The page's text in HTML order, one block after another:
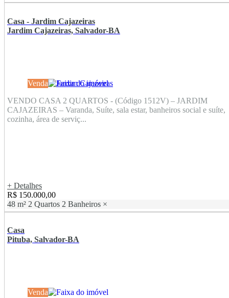
Casa - Jardim Cajazeiras
Jardim Cajazeiras, Salvador-BA
Venda
VENDO CASA 2 QUARTOS - (Código 1512V) – JARDIM
CAJAZEIRAS – Varanda, Suíte, sala estar, banheiros social e suíte,
cozinha, área de serviç...
+ Detalhes
R$ 150.000,00
48 m² 2 Quartos 2 Banheiros ×
Casa
Pituba, Salvador-BA
Venda